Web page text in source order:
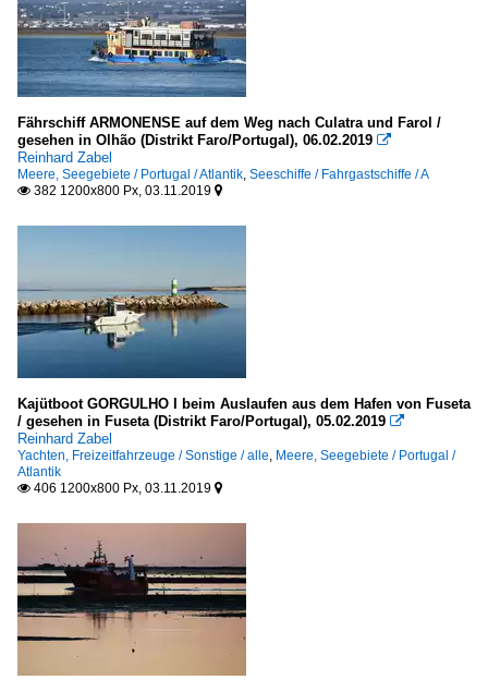
Fährschiff ARMONENSE auf dem Weg nach Culatra und Farol /
gesehen in Olhão (Distrikt Faro/Portugal), 06.02.2019 
Reinhard Zabel
Meere, Seegebiete / Portugal / Atlantik, Seeschiffe / Fahrgastschiffe / A
 382 1200x800 Px, 03.11.2019 
Kajütboot GORGULHO I beim Auslaufen aus dem Hafen von Fuseta
/ gesehen in Fuseta (Distrikt Faro/Portugal), 05.02.2019 
Reinhard Zabel
Yachten, Freizeitfahrzeuge / Sonstige / alle, Meere, Seegebiete / Portugal /
Atlantik
 406 1200x800 Px, 03.11.2019 